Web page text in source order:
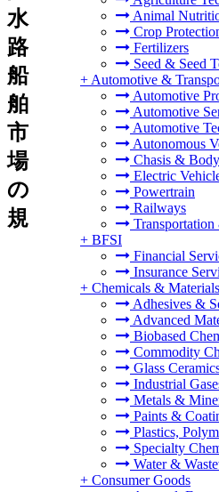
Animal
Crop
Fertilizers
Seed & Seed
+ Automotive &
Automotive
Automotive
Automotive
Autonomous
Chasis & Body
Electric
Powertrain
Railways
+ BFSI
Financial
Insurance
+ Chemicals & Materials
Adhesives &
Advanced
Biobased
Commodity
Glass
Industrial
Metals &
Paints &
Plastics,
Specialty
Water &
+ Consumer Goods
水
路
船
舶
市
場
の
規